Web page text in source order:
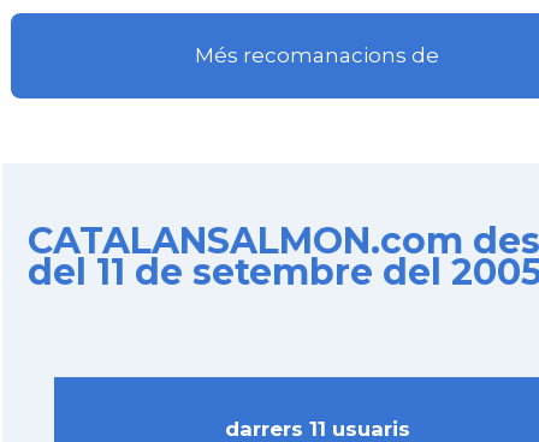
Més recomanacions de
CATALANSALMON.com des
del 11 de setembre del
darrers 11 usuaris